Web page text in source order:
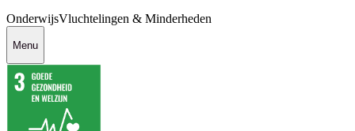
OnderwijsVluchtelingen & Minderheden
Menu